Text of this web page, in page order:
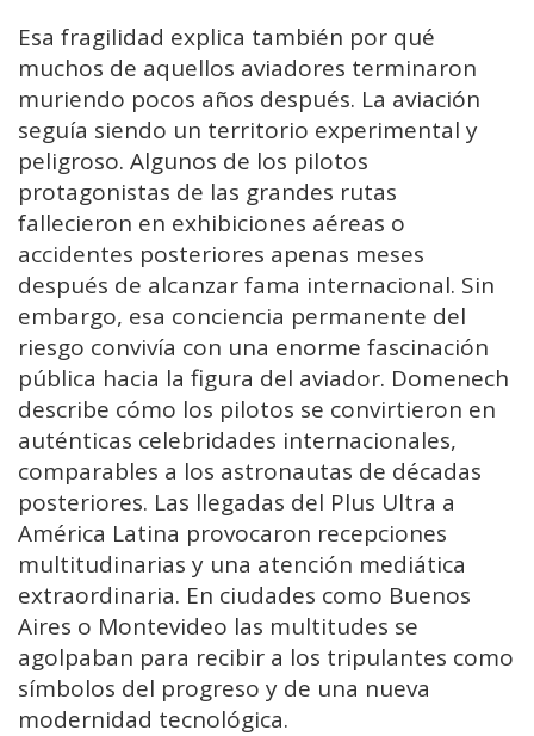
Esa fragilidad explica también por qué
muchos de aquellos aviadores terminaron
muriendo pocos años después. La aviación
seguía siendo un territorio experimental y
peligroso. Algunos de los pilotos
protagonistas de las grandes rutas
fallecieron en exhibiciones aéreas o
accidentes posteriores apenas meses
después de alcanzar fama internacional. Sin
embargo, esa conciencia permanente del
riesgo convivía con una enorme fascinación
pública hacia la figura del aviador. Domenech
describe cómo los pilotos se convirtieron en
auténticas celebridades internacionales,
comparables a los astronautas de décadas
posteriores. Las llegadas del Plus Ultra a
América Latina provocaron recepciones
multitudinarias y una atención mediática
extraordinaria. En ciudades como Buenos
Aires o Montevideo las multitudes se
agolpaban para recibir a los tripulantes como
símbolos del progreso y de una nueva
modernidad tecnológica.